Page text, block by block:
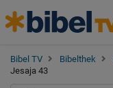
Bibel TV Bibelthek
Jesaja 43